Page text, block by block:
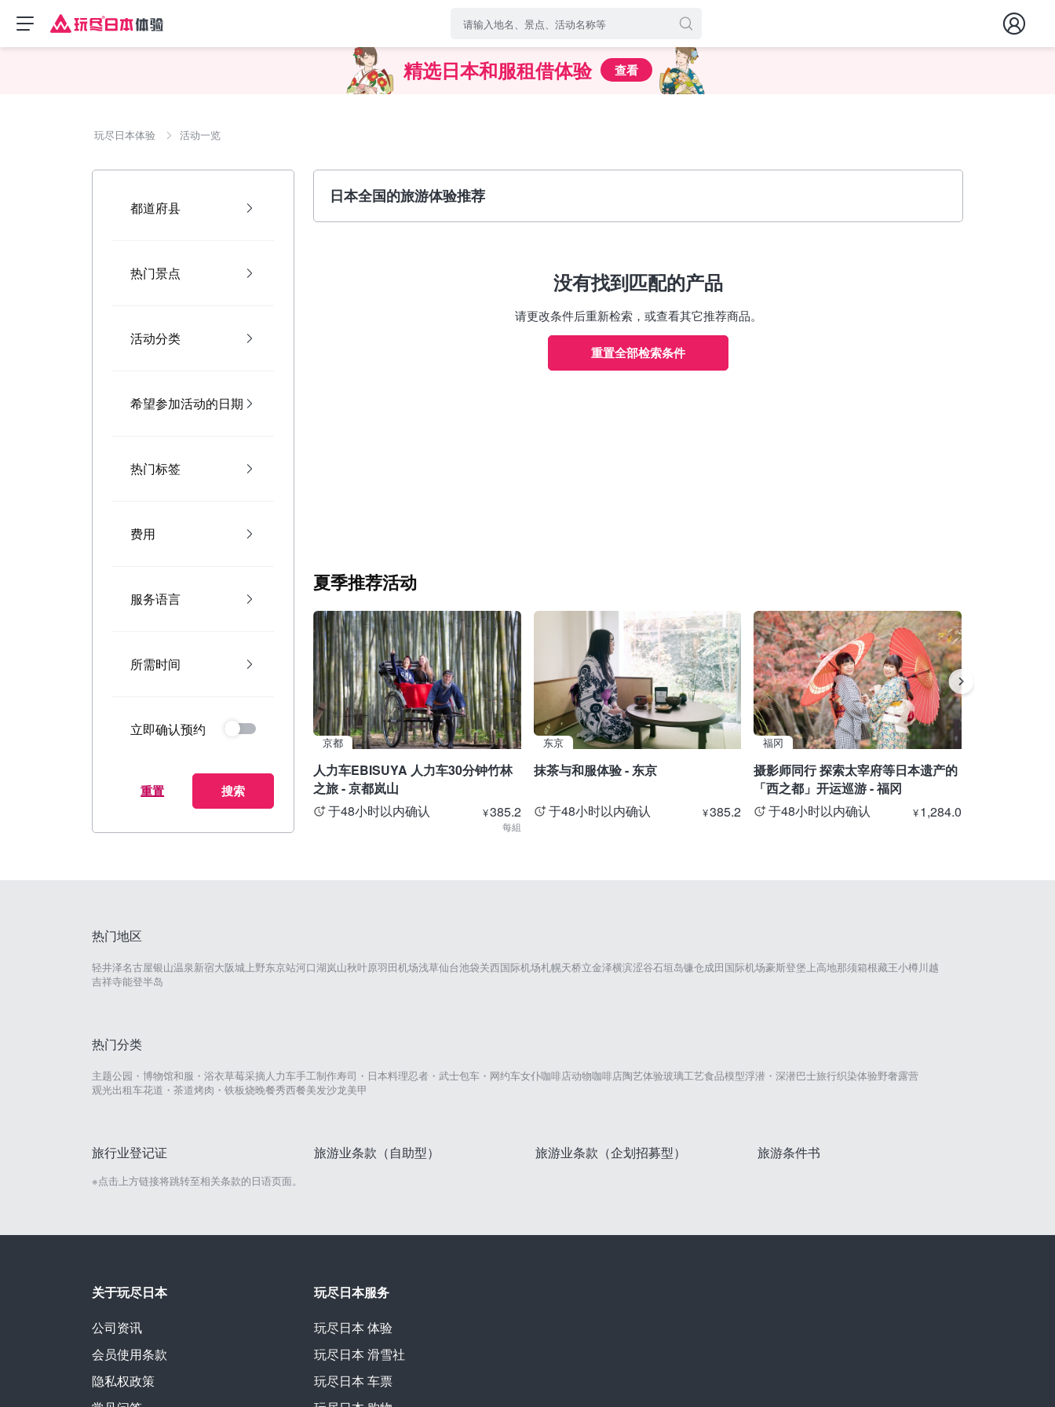
精选日本和服租借体验 查看
玩尽日本体验 活动一览
都道府县
热门景点
活动分类
希望参加活动的日期
热门标签
费用
服务语言
所需时间
立即确认预约
重置 搜索
日本全国的旅游体验推荐
没有找到匹配的产品
请更改条件后重新检索，或查看其它推荐商品。
重置全部检索条件
夏季推荐活动
京都
人力车EBISUYA 人力车30分钟竹林
之旅 - 京都岚山
于48小时以内确认
¥385.2
每組
东京
抹茶与和服体验 - 东京
于48小时以内确认 ¥385.2
福冈
摄影师同行 探索太宰府等日本遗产的
「西之都」开运巡游 - 福冈
于48小时以内确认
¥1,284.0
热门地区
轻井泽名古屋银山温泉新宿大阪城 上野东京站河口湖岚山秋叶原羽田机场浅草仙台池袋关西国际机场札幌天桥立金泽横滨涩谷石垣岛镰仓成田国际机场豪斯登堡 上高地那须箱根藏王小樽川越
吉祥寺能登半岛
热门分类
主题公园・博物馆和服・浴衣草莓采摘人力车手工制作寿司・日本料理忍者・武士包车・网约车女仆咖啡店动物咖啡店陶艺体验玻璃工艺食品模型浮潜・深潜巴士旅行织染体验野奢露营
观光出租车花道・茶道烤肉・铁板烧晚餐秀西餐美发沙龙美甲
旅行业登记证 旅游业条款（自助型） 旅游业条款（企划招募型） 旅游条件书
※点击上方链接将跳转至相关条款的日语页面。
关于玩尽日本
公司资讯
会员使用条款
隐私权政策
玩尽日本服务
玩尽日本 体验
玩尽日本 滑雪社
玩尽日本 车票